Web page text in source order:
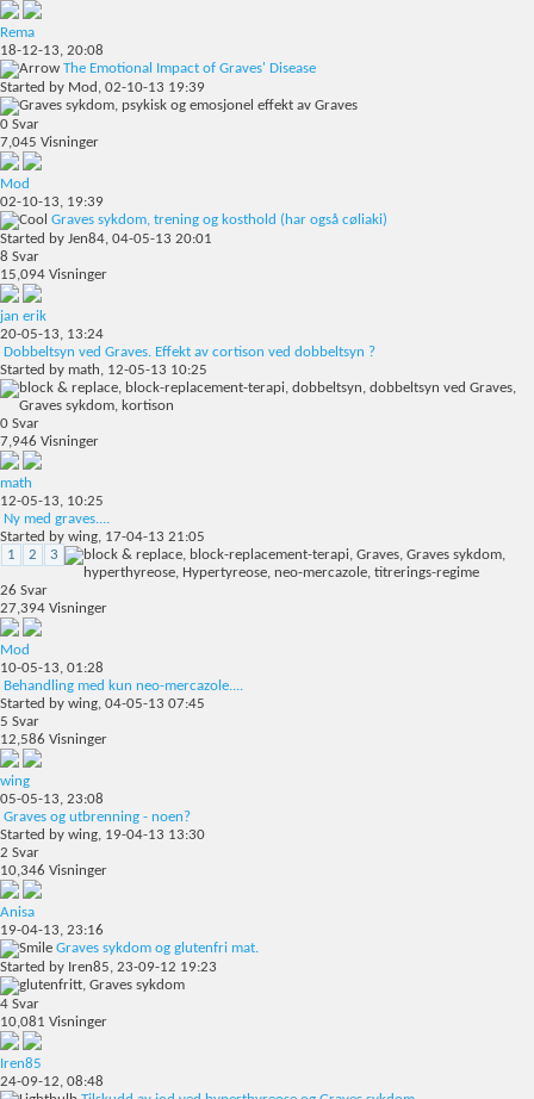
Rema
18-12-13, 20:08
The Emotional Impact of Graves' Disease
Started by Mod , 02-10-13 19:39
0 Svar
7,045 Visninger
Mod
02-10-13, 19:39
Graves sykdom, trening og kosthold (har også cøliaki)
Started by Jen84, 04-05-13 20:01
8 Svar
15,094 Visninger
jan erik
20-05-13, 13:24
Dobbeltsyn ved Graves. Effekt av cortison ved dobbeltsyn ?
Started by math, 12-05-13 10:25
0 Svar
7,946 Visninger
math
12-05-13, 10:25
Ny med graves....
Started by wing, 17-04-13 21:05
1
2 3
26 Svar
27,394 Visninger
Mod
10-05-13, 01:28
Behandling med kun neo-mercazole....
Started by wing, 04-05-13 07:45
5 Svar
12,586 Visninger
wing
05-05-13, 23:08
Graves og utbrenning - noen?
Started by wing, 19-04-13 13:30
2 Svar
10,346 Visninger
Anisa
19-04-13, 23:16
Graves sykdom og glutenfri mat.
Started by Iren85, 23-09-12 19:23
4 Svar
10,081 Visninger
Iren85
24-09-12, 08:48